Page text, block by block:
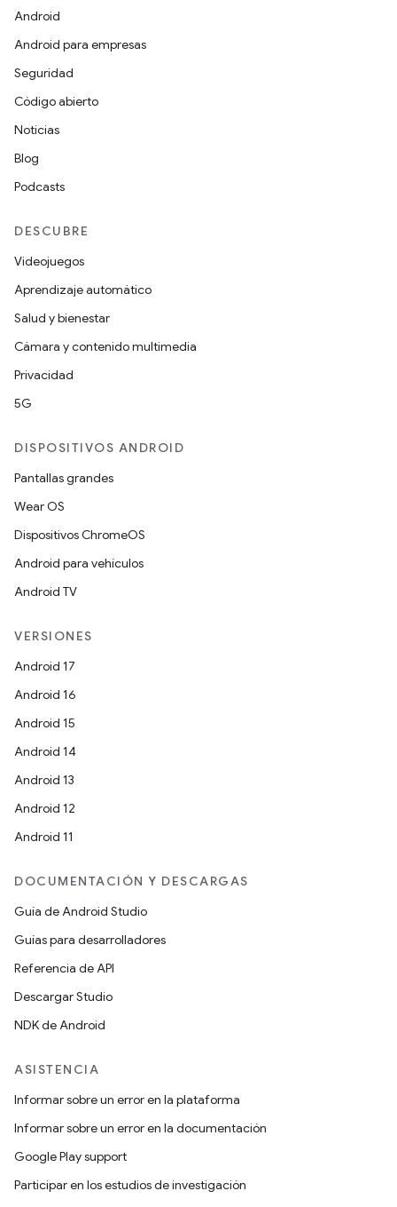
Android
Android para empresas
Seguridad
Código abierto
Noticias
Blog
Podcasts
DESCUBRE
Videojuegos
Aprendizaje automático
Salud y bienestar
Cámara y contenido multimedia
Privacidad
5G
DISPOSITIVOS ANDROID
Pantallas grandes
Wear OS
Dispositivos ChromeOS
Android para vehículos
Android TV
VERSIONES
Android 17
Android 16
Android 15
Android 14
Android 13
Android 12
Android 11
DOCUMENTACIÓN Y DESCARGAS
Guía de Android Studio
Guías para desarrolladores
Referencia de API
Descargar Studio
NDK de Android
ASISTENCIA
Informar sobre un error en la plataforma
Informar sobre un error en la documentación
Google Play support
Participar en los estudios de investigación